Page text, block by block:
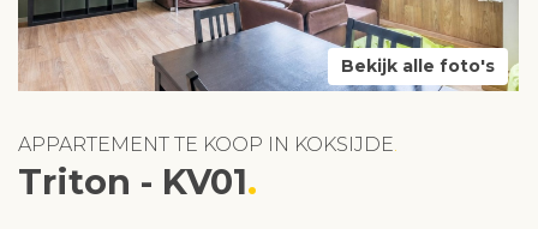
Bekijk alle foto's
APPARTEMENT TE KOOP IN KOKSIJDE
Triton - KV01